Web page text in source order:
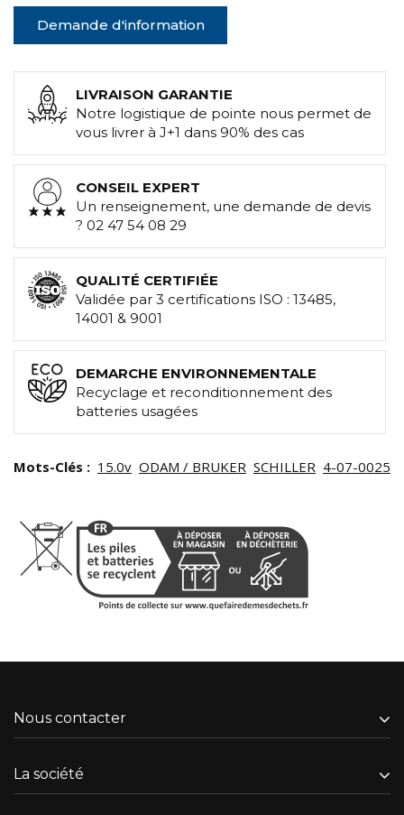
Demande d'information
LIVRAISON GARANTIE
Notre logistique de pointe nous permet de
vous livrer à J+1 dans 90% des cas
CONSEIL EXPERT
Un renseignement, une demande de devis
? 02 47 54 08 29
QUALITÉ CERTIFIÉE
Validée par 3 certifications ISO : 13485,
14001 & 9001
DEMARCHE ENVIRONNEMENTALE
Recyclage et reconditionnement des
batteries usagées
Mots-Clés : 15.0v ODAM / BRUKER SCHILLER 4-07-0025
Nous contacter
La société